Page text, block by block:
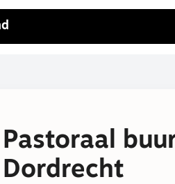
Pastoraal
Dordrecht